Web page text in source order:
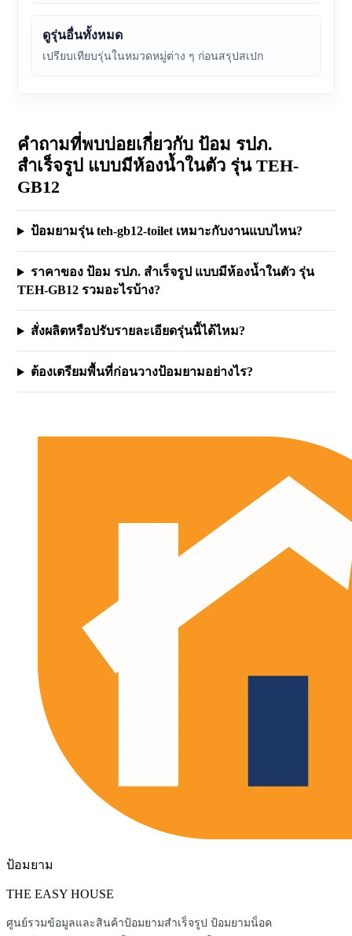
ดูรุ่นอื่นทั้งหมด
เปรียบเทียบรุ่นในหมวดหมู่ต่าง ๆ ก่อนสรุปสเปก
คำถามที่พบบ่อยเกี่ยวกับ ป้อม รปภ.
สำเร็จรูป แบบมีห้องน้ำในตัว รุ่น TEH-
GB12
ป้อมยามรุ่น teh-gb12-toilet เหมาะกับงานแบบไหน?
ราคาของ ป้อม รปภ. สำเร็จรูป แบบมีห้องน้ำในตัว รุ่น
TEH-GB12 รวมอะไรบ้าง?
สั่งผลิตหรือปรับรายละเอียดรุ่นนี้ได้ไหม?
ต้องเตรียมพื้นที่ก่อนวางป้อมยามอย่างไร?
ป้อมยาม
THE EASY HOUSE
ศูนย์รวมข้อมูลและสินค้าป้อมยามสำเร็จรูป ป้อมยามน็อค